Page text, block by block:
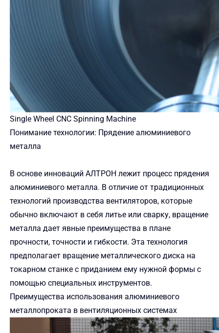
Single Wheel CNC Spinning Machine
Понимание технологии: Прядение алюминиевого
металла
В основе инноваций АЛТРОН лежит процесс прядения
алюминиевого металла. В отличие от традиционных
технологий производства вентиляторов, которые
обычно включают в себя литье или сварку, вращение
металла дает явные преимущества в плане
прочности, точности и гибкости. Эта технология
предполагает вращение металлического диска на
токарном станке с приданием ему нужной формы с
помощью специальных инструментов.
Преимущества использования алюминиевого
металлопроката в вентиляционных системах